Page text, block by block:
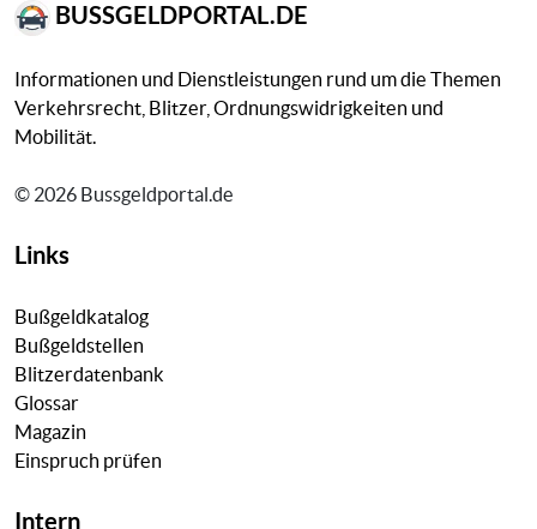
BUSSGELDPORTAL.DE
Informationen und Dienstleistungen rund um die Themen
Verkehrsrecht, Blitzer, Ordnungswidrigkeiten und
Mobilität.
© 2026 Bussgeldportal.de
Links
Bußgeldkatalog
Bußgeldstellen
Blitzerdatenbank
Glossar
Magazin
Einspruch prüfen
Intern